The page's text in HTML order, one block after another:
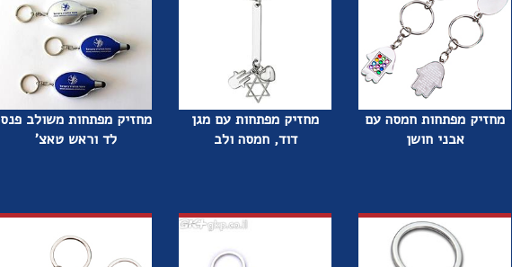
מחזיק מפתחות חמסה עם
אבני חושן
מחזיק מפתחות עם מגן
דוד, חמסה ולב
מחזיק מפתחות משולב פנס
לד וראש טאצ'